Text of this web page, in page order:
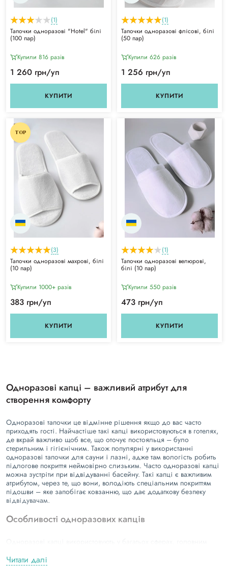
(1)
Тапочки одноразові "Hotel" білі
(100 пар)
Купили 816 разiв
1 260 грн/уп
КУПИТИ
(1)
Тапочки одноразові флісові, білі
(50 пар)
Купили 626 разiв
1 256 грн/уп
КУПИТИ
TOP
(3)
Тапочки одноразові махрові, білі
(10 пар)
Купили 1000+ разiв
383 грн/уп
КУПИТИ
(1)
Тапочки одноразові велюрові,
білі (10 пар)
Купили 550 разiв
473 грн/уп
КУПИТИ
Одноразові капці – важливий атрибут для
створення комфорту
Одноразові тапочки це відмінне рішення якщо до вас часто
приходять гості. Найчастіше такі капці використовуються в готелях,
де вкрай важливо щоб все, що оточує постояльця – було
стерильним і гігієнічним. Також популярні у використанні
одноразові тапочки для сауни і лазні, адже там вологість робить
підлогове покриття неймовірно слизьким. Часто одноразові капці
можна зустріти при відвідуванні басейну. Такі капці є важливим
атрибутом, через те, що вони, володіють спеціальним покриттям
підошви – яке запобігає ковзанню, що дає додаткову безпеку
відвідувачам.
Особливості одноразових капців
гостей або клієнтів на тій чи іншій процедурі максимально
Читати далі